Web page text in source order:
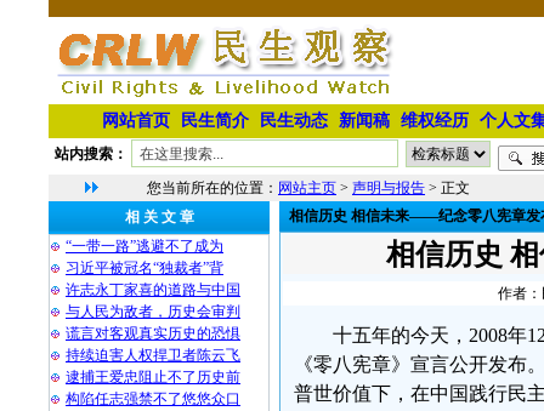
网站首页 民生简介 民生动态 新闻稿 维权经历 个人文
站内搜索：
您当前所在的位置： 网站主页 > 声明与报告 > 正文
相 关 文 章
“一带一路”逃避不了成为
习近平被冠名“独裁者”背
许志永丁家喜的道路与中国
与人民为敌者，历史会审判
谎言对客观真实历史的恐惧
持续迫害人权捍卫者陈云飞
逮捕王爱忠阻止不了历史前
构陷任志强禁不了悠悠众口
相信历史 相信未来——纪念零八宪章发
相信历史
作者：
十五年的今天，2008年
《零八宪章》宣言公开发布
普世价值下，在中国践行民